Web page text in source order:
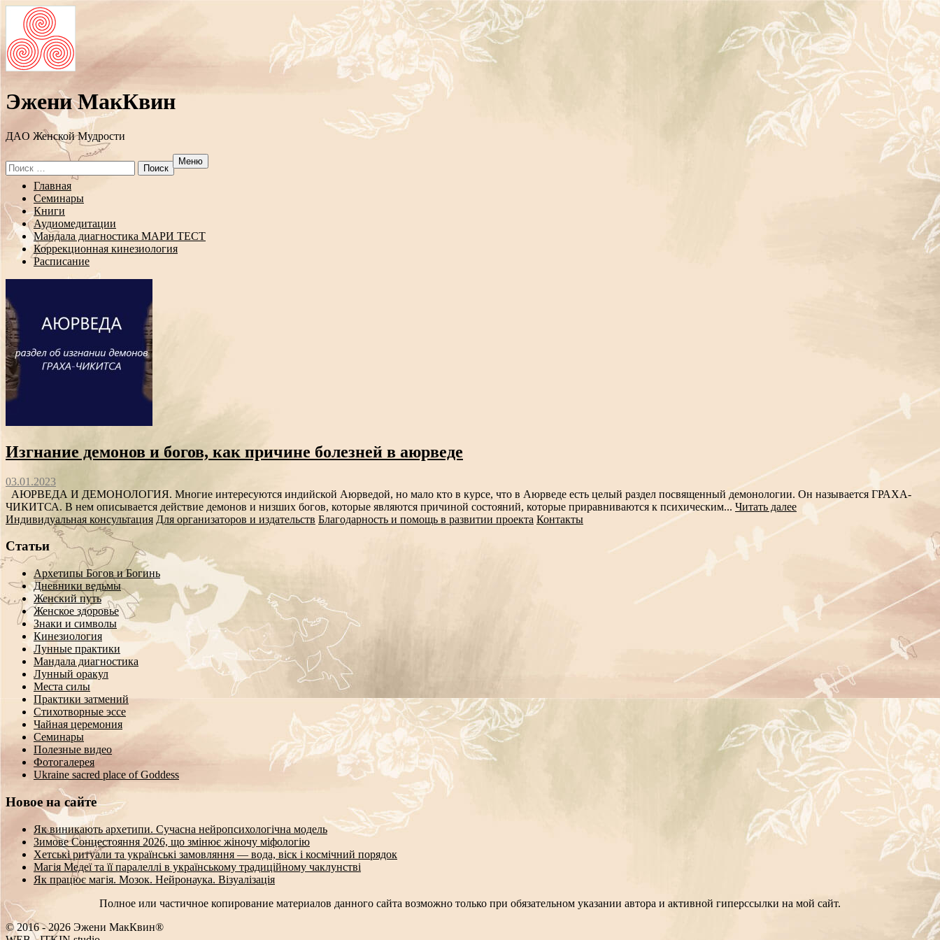
Эжени МакКвин
ДAO Женской Мудрости
Search
for:
Меню
Перейти
содержанию
Главная
Семинары
Книги
Аудиомедитации
Мандала диагностика МАРИ ТЕСТ
Коррекционная кинезиология
Расписание
Изгнание демонов и богов, как причине болезней в аюрведе
03.01.2023
АЮРВЕДА И ДЕМОНОЛОГИЯ. Многие интересуются индийской Аюрведой, но мало кто в курсе, что в Аюрведе есть целый раздел посвященный демонологии. Он называется ГРАХА-
ЧИКИТСА. В нем описывается действие демонов и низших богов, которые являются причиной состояний, которые приравниваются к психическим... Читать далее
Индивидуальная консультация Для организаторов и издательств Благодарность и помощь в развитии проекта Контакты
Статьи
Архетипы Богов и Богинь
Дневники ведьмы
Женский путь
Женское здоровье
Знаки и символы
Кинезиология
Лунные практики
Мандала диагностика
Лунный оракул
Места силы
Практики затмений
Стихотворные эссе
Чайная церемония
Семинары
Полезные видео
Фотогалерея
Ukraine sacred place of Goddess
Новое на сайте
Як виникають архетипи. Сучасна нейропсихологічна модель
Зимове Сонцестояння 2026, що змінює жіночу міфологію
Хетські ритуали та українські замовляння — вода, віск і космічний порядок
Магія Медеї та її паралеллі в українському традиційному чаклунстві
Як працює магія. Мозок. Нейронаука. Візуалізація
Полное или частичное копирование материалов данного сайта возможно только при обязательном указании автора и активной гиперссылки на мой сайт.
© 2016 - 2026 Эжени МакКвин®